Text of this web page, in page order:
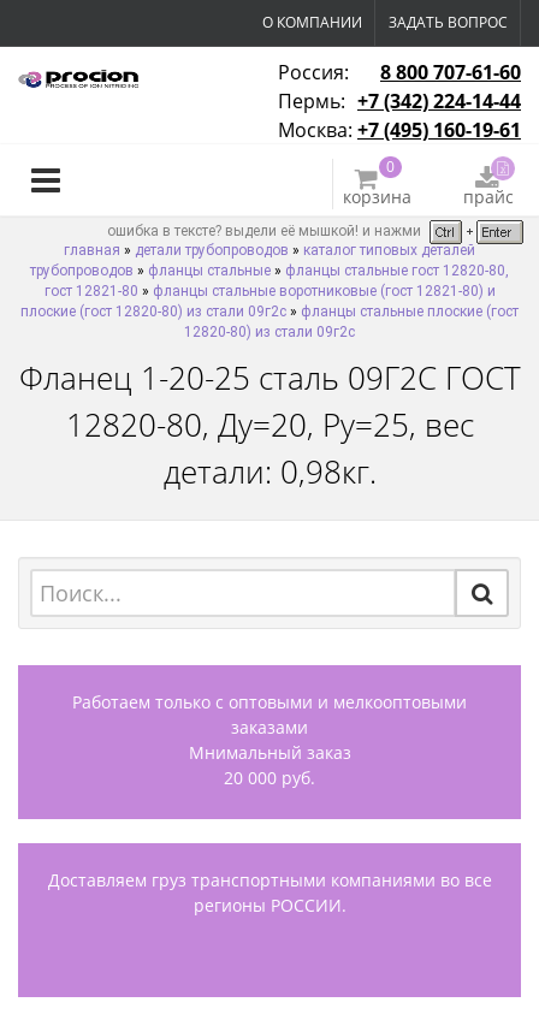
О КОМПАНИИ ЗАДАТЬ ВОПРОС
Россия:
8 800 707-61-60
Пермь: +7 (342) 224-14-44
Москва: +7 (495) 160-19-61
0
корзина прайс
ошибка в тексте? выдели её мышкой! и нажми
главная » детали трубопроводов » каталог типовых деталей
трубопроводов » фланцы стальные » фланцы стальные гост 12820-80,
гост 12821-80 » фланцы стальные воротниковые (гост 12821-80) и
плоские (гост 12820-80) из стали 09г2с » фланцы стальные плоские (гост
12820-80) из стали 09г2с
Фланец 1-20-25 сталь 09Г2С ГОСТ
12820-80, Ду=20, Ру=25, вес
детали: 0,98кг.
Работаем только с оптовыми и мелкооптовыми
заказами
Мнимальный заказ
20 000 руб.
Доставляем груз транспортными компаниями во все
регионы РОССИИ.